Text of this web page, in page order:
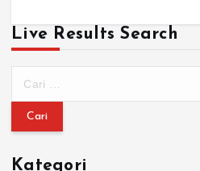
Live Results Search
Kategori